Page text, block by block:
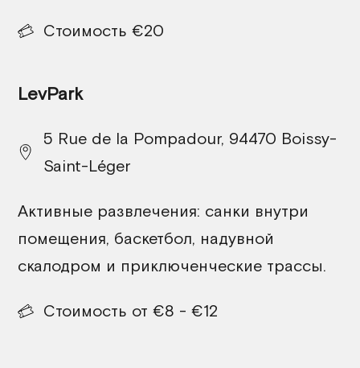
Стоимость €20
LevPark
5 Rue de la Pompadour, 94470 Boissy-
Saint-Léger
Активные развлечения: санки внутри
помещения, баскетбол, надувной
скалодром и приключенческие трассы.
Стоимость от €8 - €12